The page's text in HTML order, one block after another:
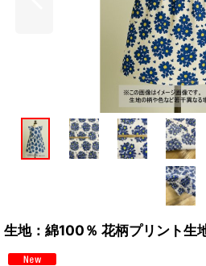
生地：綿100％ 花柄プリント生